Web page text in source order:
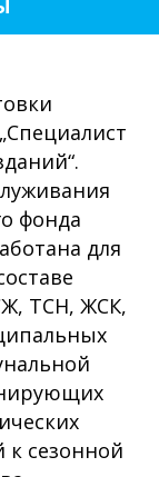
фонда
для
ТСН, ЖСК,
к сезонной